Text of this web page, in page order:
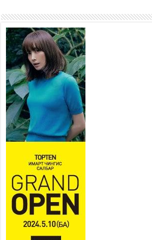
2026 оны 7 сар 21 / 10 цаг 15 минут
НИЙСЛЭЛ, АЙМГИЙН
УДИРДЛАГУУДЫН АЖЛЫГ
ХҮНД СУРТЛЫГ БУУРУУЛЖ,
ИРГЭД, АЖ АХУЙН НЭГЖИЙН
АЧААГ ХЭРХЭН ХӨНГӨЛСНӨӨР ДҮГНЭНЭ
2026 оны 7 сар 21 / 10 цаг 09 минут
Байнгын хорооны дарга
М.Мандхай Цөлжилттэй
тэмцэх тухай НҮБ-ын
конвенцын талуудын 17 дугаар
бага хурал (СОР17)-ын бэлтгэл ажлын явцтай
танилцлаа
2026 оны 7 сар 21 / 10 цаг 03 минут
Б.Пүрэвдагва: Бүтээн байгуулалтын аливаа
ажил инженерийн хангамжийн байгууллагуудын
уялдаа холбоогүйгээс саатах ёсгүй
2026 оны 7 сар 20 / 17 цаг 21 минут
“Сэлбэ 20 минутын хот” төслийн анхны 12
давхар барилгын үндсэн карказ, цутгалтын ажил